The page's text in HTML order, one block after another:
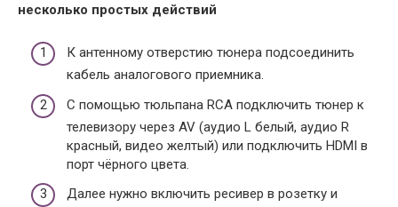
несколько простых действий
К антенному отверстию тюнера подсоединить
кабель аналогового приемника.
С помощью тюльпана RCA подключить тюнер к
телевизору через AV (аудио L белый, аудио R
красный, видео желтый) или подключить HDMI в
порт чёрного цвета.
Далее нужно включить ресивер в розетку и